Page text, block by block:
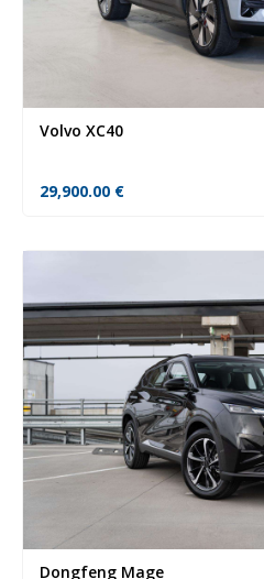
Volvo XC40
29,900.00 €
Dongfeng Mage